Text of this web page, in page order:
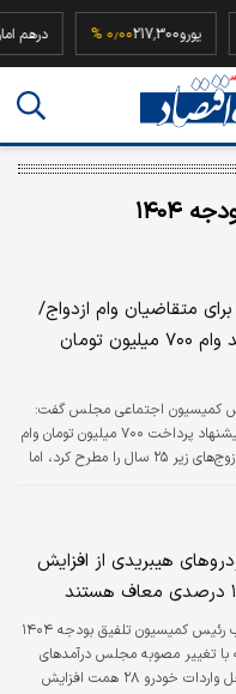
یورو217,300 ۰٫۰۰ %
۱۴۰۴
متقاضیان وام ازدواج/
رقم جدید وام ۷۰۰ میلیون تومان
رئیس کمیسیون اجتماعی مجلس گفت:
کمیسیون پیشنهاد پرداخت ۷۰۰ میلیون تومان وام
ازدواج برای زوج‌های زیر ۲۵ سال را مطرح کرد، اما
هیبریدی از افزایش
نائب رئیس کمیسیون تلفیق بودجه ۱۴۰۴
با تغییر مصوبه مجلس درآمدهای
دولت از محل واردات خودرو ۲۸ همت افزایش